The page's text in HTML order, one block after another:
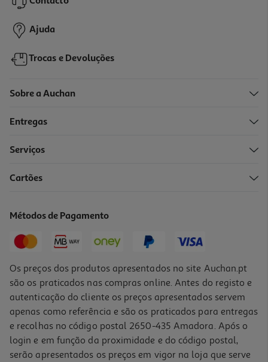
50,00 €
Ajuda
Trocas e Devoluções
Sobre a Auchan
Entregas
Serviços
Cartões
Métodos de Pagamento
Os preços dos produtos apresentados no site Auchan.pt
são os praticados nas compras online. Antes do registo e
autenticação do cliente os preços apresentados servem
apenas como referência e são os praticados para entregas
e recolhas no código postal 2650-435 Amadora. Após o
login e em função da proximidade e do código postal,
serão apresentados os preços em vigor na loja que serve